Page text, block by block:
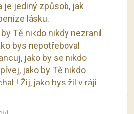
je jediný způsob, jak
lásku.
Tě nikdo nikdy nezranil
bys nepotřeboval
jako by se nikdo
jako by Tě nikdo
! Žij, jako bys žil v ráji !